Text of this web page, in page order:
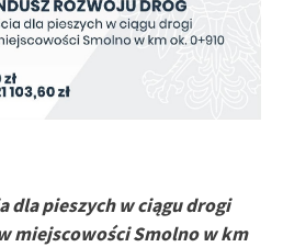
dla pieszych w ciągu drogi
miejscowości Smolno w km